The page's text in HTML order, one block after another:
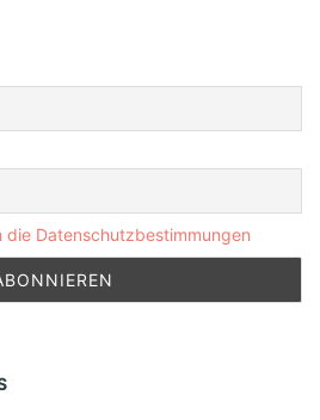
die Datenschutzbestimmungen